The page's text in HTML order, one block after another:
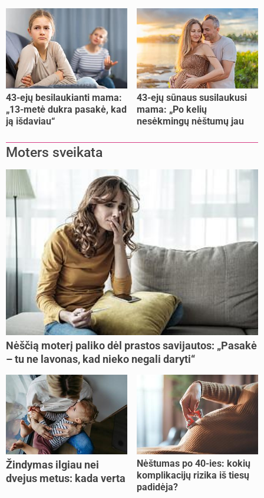
lengviau“
43-ejų besilaukianti mama:
„13-metė dukra pasakė, kad
ją išdaviau“
43-ejų sūnaus susilaukusi
mama: „Po kelių
nesėkmingų nėštumų jau
Moters sveikata
Nėščią moterį paliko dėl prastos savijautos: „Pasakė
– tu ne lavonas, kad nieko negali daryti“
Žindymas ilgiau nei
dvejus metus: kada verta
Nėštumas po 40-ies: kokių
komplikacijų rizika iš tiesų
padidėja?